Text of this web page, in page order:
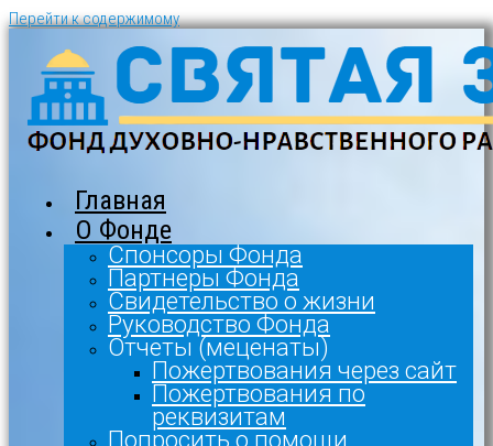
Перейти к содержимому
Главная
О Фонде
Спонсоры Фонда
Партнеры Фонда
Свидетельство о жизни
Руководство Фонда
Отчеты (меценаты)
Пожертвования через сайт
Пожертвования по
реквизитам
Попросить о помощи